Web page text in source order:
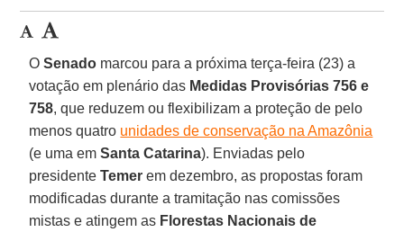
OSenado marcou para a próxima terça-feira (23) a
votação em plenário das Medidas Provisórias 756 e
758, que reduzem ou flexibilizam a proteção de pelo
menos quatro unidades de conservação na Amazônia
(e uma emSanta Catarina). Enviadas pelo
presidenteTemer em dezembro, as propostas foram
modificadas durante a tramitação nas comissões
mistas e atingem as Florestas Nacionais de